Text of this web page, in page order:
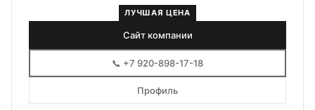
ЛУЧШАЯ ЦЕНА
Сайт компании
📞 +7 920-898-17-18
Профиль